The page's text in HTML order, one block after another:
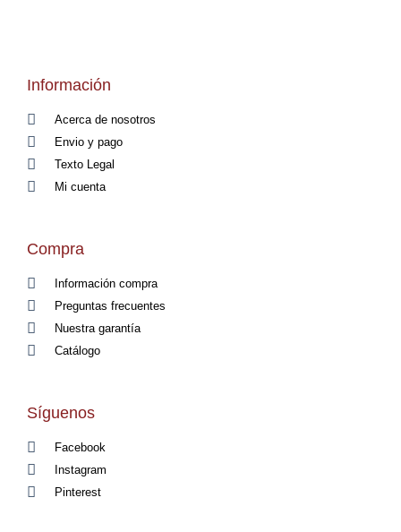
Información
Acerca de nosotros
Envio y pago
Texto Legal
Mi cuenta
Compra
Información compra
Preguntas frecuentes
Nuestra garantía
Catálogo
Síguenos
Facebook
Instagram
Pinterest